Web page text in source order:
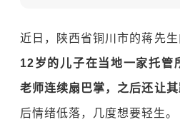
近日，陕西省铜川市的蒋先生
12岁的儿子在当地一家托管
老师连续扇巴掌，之后还让
后情绪低落，几度想要轻生。